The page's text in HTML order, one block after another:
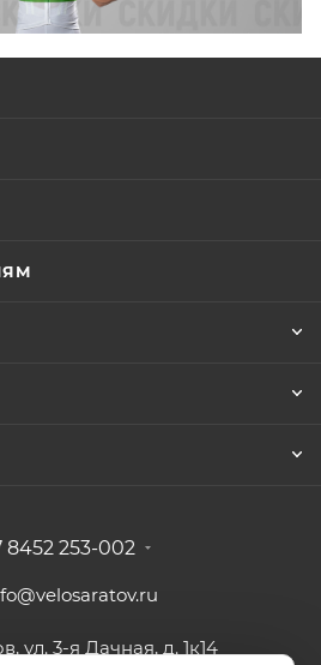
8452 253-002
ул. 3-я Дачная, д. 1к14